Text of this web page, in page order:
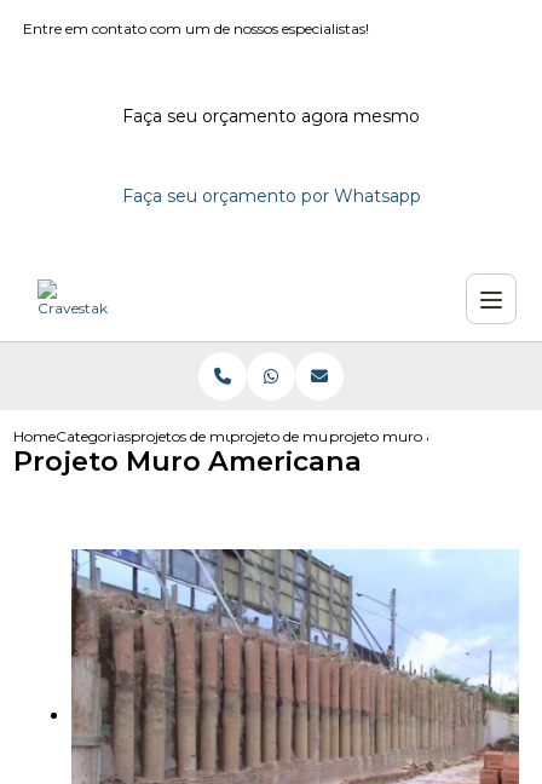
Entre em contato com um de nossos especialistas!
Faça seu orçamento agora mesmo
Faça seu orçamento por Whatsapp
HomeCategoriasprojetos de muroprojeto de muro de alvenaria
projeto muro americana
Projeto Muro Americana